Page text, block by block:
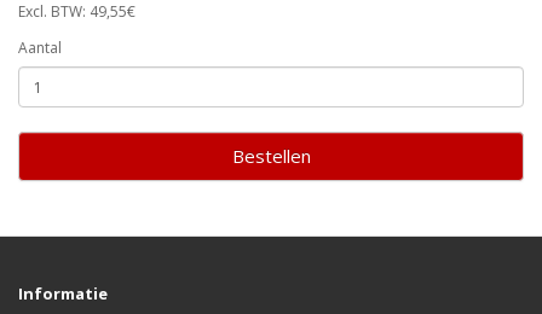
Excl. BTW: 49,55€
Aantal
Bestellen
Informatie